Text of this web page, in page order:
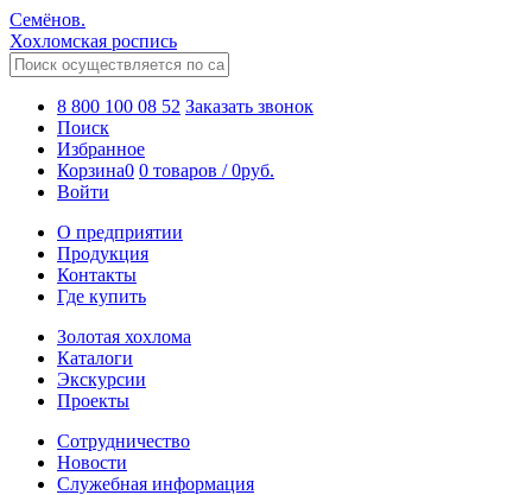
Семёнов.
Хохломская роспись
8 800 100 08 52 Заказать звонок
Поиск
Избранное
Корзина0 0 товаров /0руб.
Войти
О предприятии
Продукция
Контакты
Где купить
Золотая хохлома
Каталоги
Экскурсии
Проекты
Сотрудничество
Новости
Служебная информация